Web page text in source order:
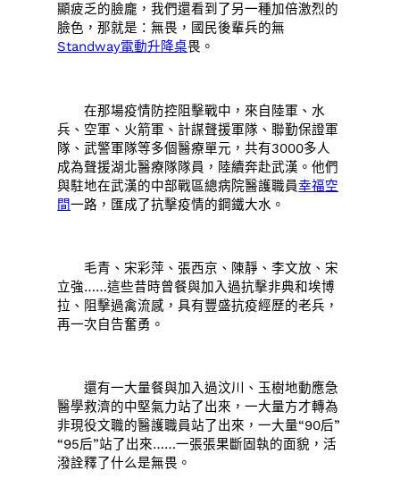
顯疲乏的臉龐，我們還看到了另一種加倍激烈的
臉色，那就是：無畏，國民後輩兵的無
Standway電動升降桌畏。
在那場疫情防控阻擊戰中，來自陸軍、水
兵、空軍、火箭軍、計謀聲援軍隊、聯勤保證軍
隊、武警軍隊等多個醫療單元，共有3000多人
成為聲援湖北醫療隊隊員，陸續奔赴武漢。他們
與駐地在武漢的中部戰區總病院醫護職員幸福空
間一路，匯成了抗擊疫情的鋼鐵大水。
毛青、宋彩萍、張西京、陳靜、李文放、宋
立強……這些昔時曾餐與加入過抗擊非典和埃博
拉、阻擊過禽流感，具有豐盛抗疫經歷的老兵，
再一次自告奮勇。
還有一大量餐與加入過汶川、玉樹地動應急
醫學救濟的中堅氣力站了出來，一大量方才轉為
非現役文職的醫護職員站了出來，一大量“90后”
“95后”站了出來……一張張果斷固執的面貌，活
潑詮釋了什么是無畏。